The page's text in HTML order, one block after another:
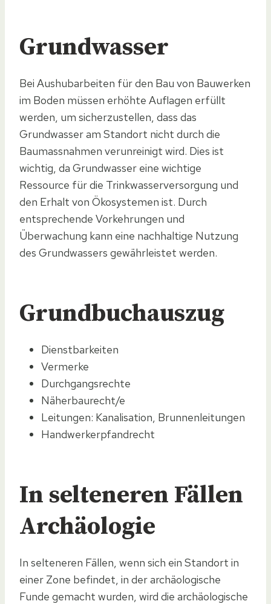
Grundwasser
Bei Aushubarbeiten für den Bau von Bauwerken
im Boden müssen erhöhte Auflagen erfüllt
werden, um sicherzustellen, dass das
Grundwasser am Standort nicht durch die
Baumassnahmen verunreinigt wird. Dies ist
wichtig, da Grundwasser eine wichtige
Ressource für die Trinkwasserversorgung und
den Erhalt von Ökosystemen ist. Durch
entsprechende Vorkehrungen und
Überwachung kann eine nachhaltige Nutzung
des Grundwassers gewährleistet werden.
Grundbuchauszug
Dienstbarkeiten
Vermerke
Durchgangsrechte
Näherbaurecht/e
Leitungen: Kanalisation, Brunnenleitungen
Handwerkerpfandrecht
In selteneren Fällen
Archäologie
In selteneren Fällen, wenn sich ein Standort in
einer Zone befindet, in der archäologische
Funde gemacht wurden, wird die archäologische